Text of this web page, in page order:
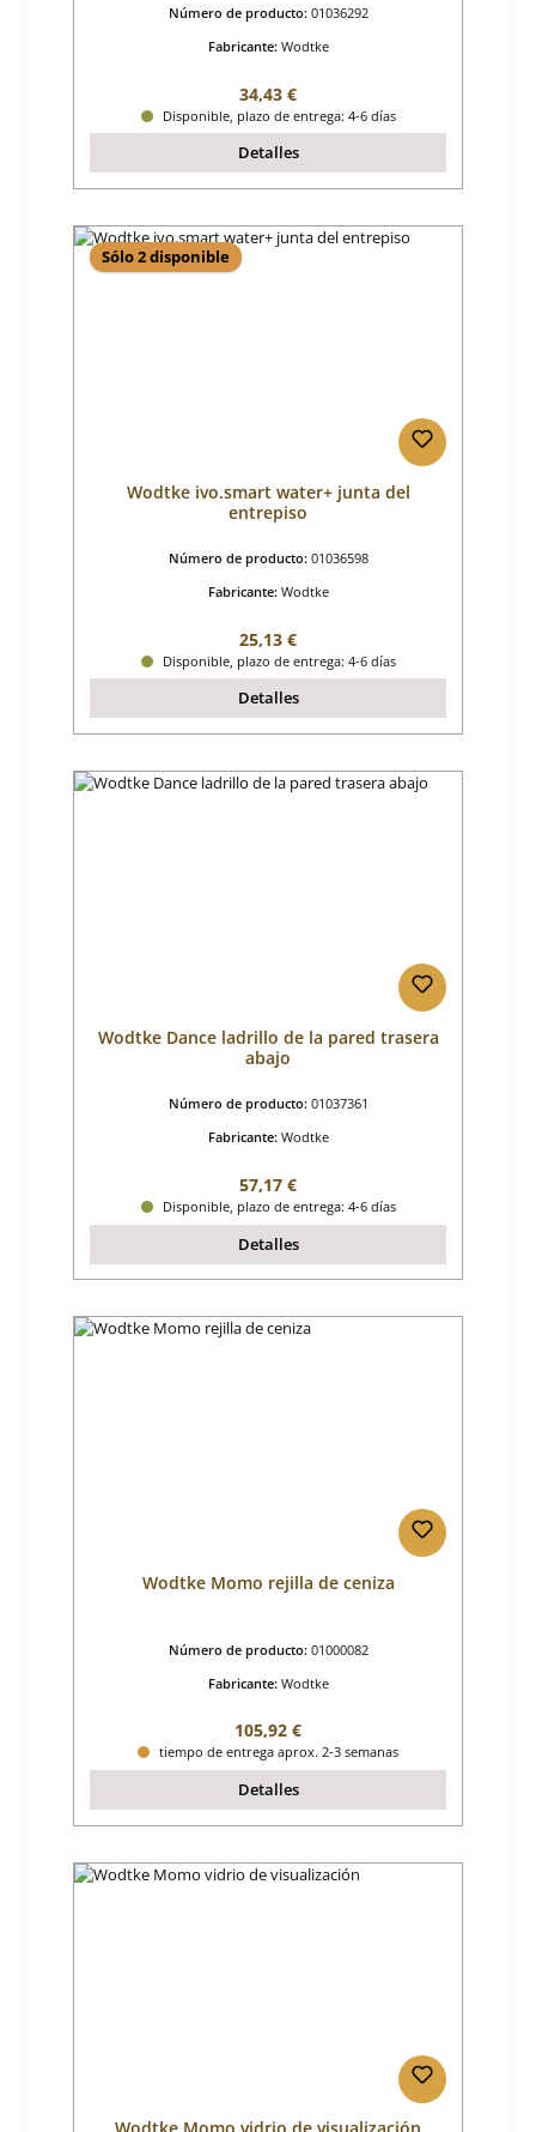
Número de producto: 01036292
Fabricante: Wodtke
Precio normal:
34,43 €
Disponible, plazo de entrega: 4-6 días
Detalles
Sólo 2 disponible
Wodtke ivo.smart water+ junta del
entrepiso
Número de producto: 01036598
Fabricante: Wodtke
Precio normal:
25,13 €
Disponible, plazo de entrega: 4-6 días
Detalles
Wodtke Dance ladrillo de la pared trasera
abajo
Número de producto: 01037361
Fabricante: Wodtke
Precio normal:
57,17 €
Disponible, plazo de entrega: 4-6 días
Detalles
Wodtke Momo rejilla de ceniza
Número de producto: 01000082
Fabricante: Wodtke
Precio normal:
105,92 €
tiempo de entrega aprox. 2-3 semanas
Detalles